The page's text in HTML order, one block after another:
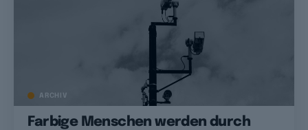
ARCHIV
Farbige Menschen werden durch